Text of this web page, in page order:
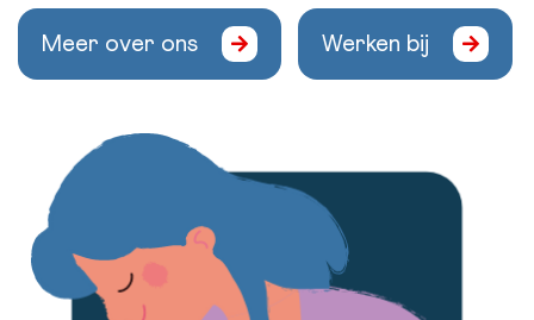
Meer over ons Werken bij